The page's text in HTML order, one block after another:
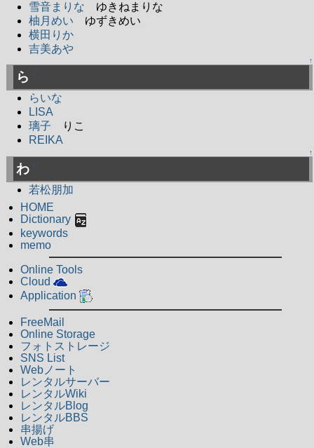
雪音まりな ゆきねまりな
柚月めい ゆずきめい
横田りか
吉美あや
↑
ら †
らいな
LISA
璃子 りこ
REIKA
↑
わ †
若松朋加
HOME
Dictionary
keywords
memo
Online Tools
Cloud
Application
FreeMail
Online Storage
フォトストレージ
SNS List
Webノート
レンタルサーバー
レンタルWiki
レンタルBlog
レンタルBBS
串揚げ
Web串